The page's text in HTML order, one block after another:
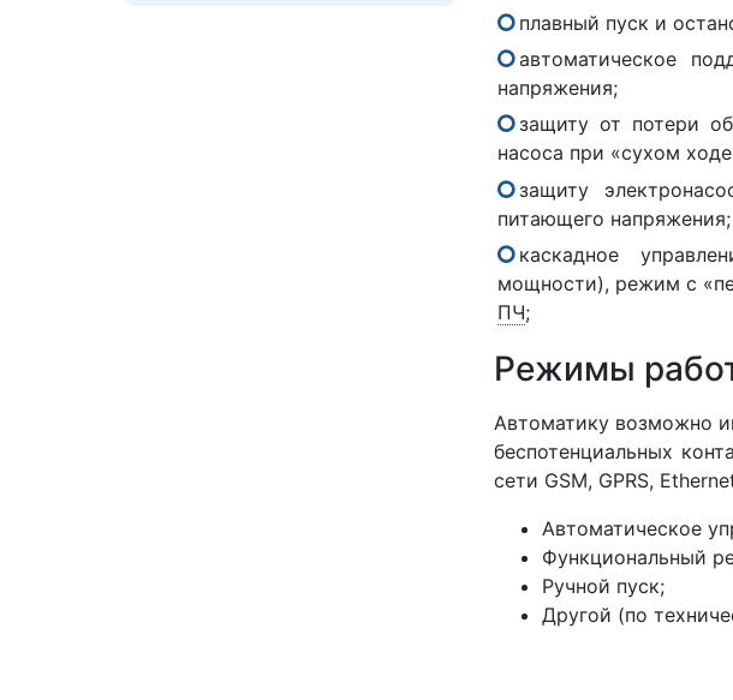
плавный пуск и
автоматическое
напряжения;
защиту от потери
насоса при «сухом
защиту
питающего напряжения;
каскадное
мощности), режим с
ПЧ;
Режимы
Автоматику возможно
беспотенциальных
сети GSM, GPRS,
Автоматическое
Функциональный
Ручной пуск;
Другой (по